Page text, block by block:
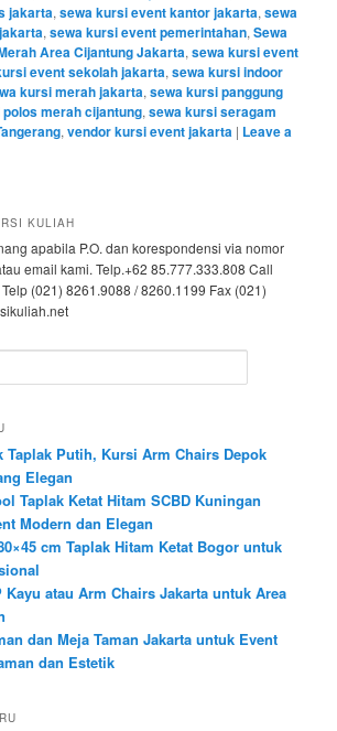
jakarta,sewa kursi event kantor jakarta,sewa
,sewa kursi event pemerintahan,Sewa
Area Cijantung Jakarta,sewa kursi event
event sekolah jakarta,sewa kursi indoor
kursi merah jakarta,sewa kursi panggung
merah cijantung,sewa kursi seragam
,vendor kursi event jakarta | Leave a
KULIAH
apabila P.O. dan korespondensi via nomor
email kami. Telp.+62 85.777.333.808 Call
(021) 8261.9088 / 8260.1199 Fax (021)
Taplak Putih, Kursi Arm Chairs Depok
Elegan
Taplak Ketat Hitam SCBD Kuningan
Modern dan Elegan
cm Taplak Hitam Ketat Bogor untuk
Kayu atau Arm Chairs Jakarta untuk Area
dan Meja Taman Jakarta untuk Event
dan Estetik